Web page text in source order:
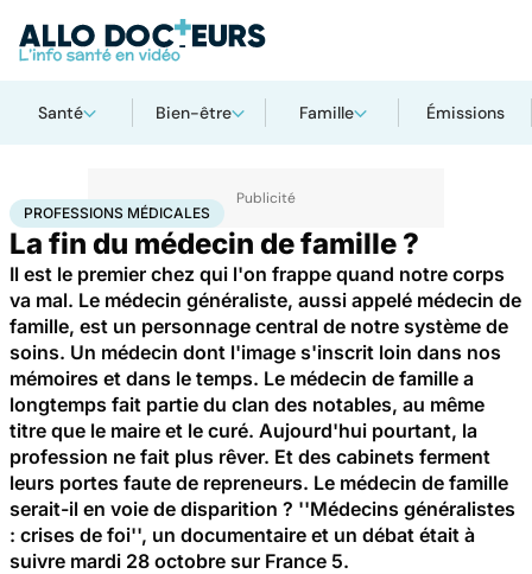
Santé Bien-être Famille Émissions
AccueilSantéProfessions médicales
PROFESSIONS MÉDICALES
La fin du médecin de famille ?
Il est le premier chez qui l'on frappe quand notre corps
va mal. Le médecin généraliste, aussi appelé médecin de
famille, est un personnage central de notre système de
soins. Un médecin dont l'image s'inscrit loin dans nos
mémoires et dans le temps. Le médecin de famille a
longtemps fait partie du clan des notables, au même
titre que le maire et le curé. Aujourd'hui pourtant, la
profession ne fait plus rêver. Et des cabinets ferment
leurs portes faute de repreneurs. Le médecin de famille
serait-il en voie de disparition ? ''Médecins généralistes
: crises de foi'', un documentaire et un débat était à
suivre mardi 28 octobre sur France 5.